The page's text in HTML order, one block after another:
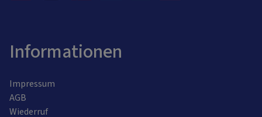
Informationen
Impressum
AGB
Wiederruf